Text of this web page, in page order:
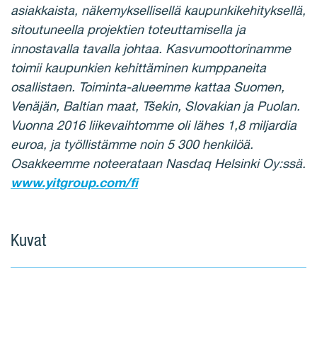
asiakkaista, näkemyksellisellä kaupunkikehityksellä,
sitoutuneella projektien toteuttamisella ja
innostavalla tavalla johtaa. Kasvumoottorinamme
toimii kaupunkien kehittäminen kumppaneita
osallistaen. Toiminta-alueemme kattaa Suomen,
Venäjän, Baltian maat, Tšekin, Slovakian ja Puolan.
Vuonna 2016 liikevaihtomme oli lähes 1,8 miljardia
euroa, ja työllistämme noin 5 300 henkilöä.
Osakkeemme noteerataan Nasdaq Helsinki Oy:ssä.
www.yitgroup.com/fi
Kuvat